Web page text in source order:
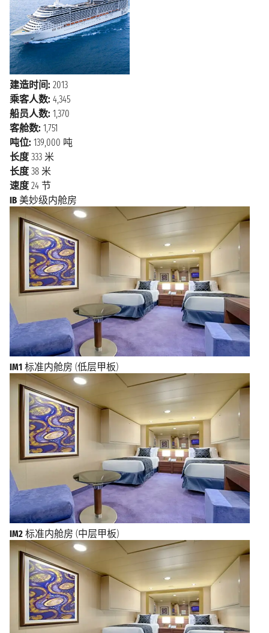
时也是博物馆，以引人入胜的方式介绍南安普敦的历
史。 这座历史建筑可以让人看到16世纪的生活，还有历
史悠久的城墙，让您一窥这座城市 的另一种风貌。南
安普顿也是泰坦尼克号的故乡，所以不要错过海洋城市
博物馆，该 博物馆是为了纪念那艘沉没的著名邮轮，
而泰坦尼克号工程师纪念馆则是为了纪念在 船上工作
的工程师们。购物爱好者可以前往Westquay，这里是该
地区最有名的购物中 心，有许多餐馆和商店。在美食
方面，在南安普敦您可以试试当地美食包括鱼肉馅饼
Stargazy Pie、怀特岛羊肉和来自英格兰南部的典型香肠
Black Pudding。
建造时间: 2013
乘客人数: 4,345
船员人数: 1,370
客舱数: 1,751
吨位: 139,000 吨
长度 333 米
长度 38 米
速度 24 节
IB 美妙级内舱房
IM1 标准内舱房 (低层甲板)
IM2 标准内舱房 (中层甲板)